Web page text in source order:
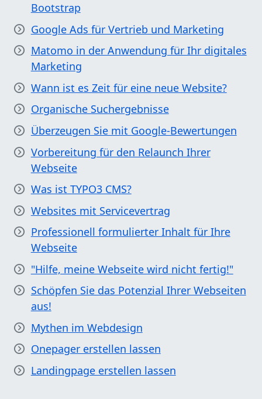
Bootstrap
Google Ads für Vertrieb und Marketing
Matomo in der Anwendung für Ihr digitales
Marketing
Wann ist es Zeit für eine neue Website?
Organische Suchergebnisse
Überzeugen Sie mit Google-Bewertungen
Vorbereitung für den Relaunch Ihrer
Webseite
Was ist TYPO3 CMS?
Websites mit Servicevertrag
Professionell formulierter Inhalt für Ihre
Webseite
"Hilfe, meine Webseite wird nicht fertig!"
Schöpfen Sie das Potenzial Ihrer Webseiten
aus!
Mythen im Webdesign
Onepager erstellen lassen
Landingpage erstellen lassen